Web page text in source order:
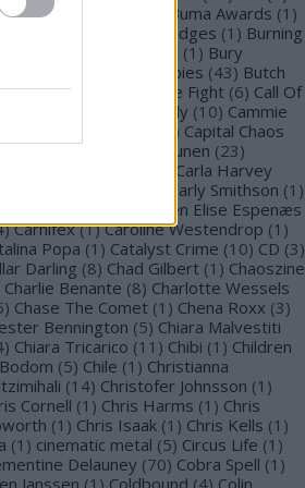
for M Valentine
Buma Awards (1 )
Burning Bridges (1 ) Burning
(1 ) Bury
Butcher Babies (43) Butch
(2) Cadaveria Cage Fight (6) Call Of
Cammie Beverly (10) Cammie
) Capital Chaos
(1) Capri (1 Capri Virkkunen (23)
Carla Harvey
Carly Smithson (1 )
Carmen Elise Espenæs
) Carnifex (1) Caroline Westendrop (1 )
Popa (1 ) Catalyst Crime (10) CD (3)
Darling (8) Chad Gilbert (1 ) Chaoszine
Charlie Benante (8) Charlotte Wessels
) Chase The Comet (1 ) Chena Roxx (3)
Bennington (5) Chiara Malvestiti
) Chiara Tricarico (11 ) Chibi (1 ) Children
(5) Chile (1 ) Christianna
(14) Christofer Johnsson (1 )
Cornell (1 ) Chris Harms (1 ) Chris
(1 ) Chris Isaak (1 ) Chris Kells (1 )
(1 ) cinematic metal (5) Circus Life (1 )
Delauney (70) Cobra Spell (1 )
Janssen (1 ) Coldbound (4) Colin